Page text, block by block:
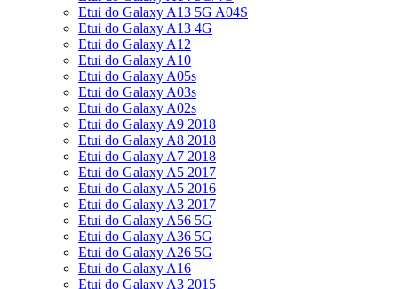
Etui do Galaxy A13 5G A04S
Etui do Galaxy A13 4G
Etui do Galaxy A12
Etui do Galaxy A10
Etui do Galaxy A05s
Etui do Galaxy A03s
Etui do Galaxy A02s
Etui do Galaxy A9 2018
Etui do Galaxy A8 2018
Etui do Galaxy A7 2018
Etui do Galaxy A5 2017
Etui do Galaxy A5 2016
Etui do Galaxy A3 2017
Etui do Galaxy A56 5G
Etui do Galaxy A36 5G
Etui do Galaxy A26 5G
Etui do Galaxy A16
Etui do Galaxy A3 2015